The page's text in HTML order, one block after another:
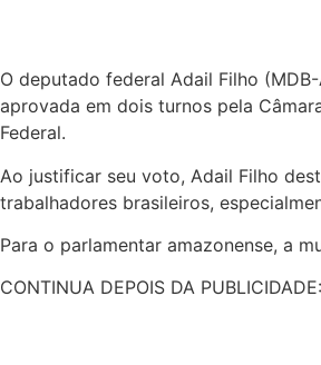
O deputado federal Adail Filho
aprovada em dois turnos pela
Federal.
Ao justificar seu voto, Adail Filho
trabalhadores brasileiros,
Para o parlamentar amazonense, a
CONTINUA DEPOIS DA PUBLICIDADE: